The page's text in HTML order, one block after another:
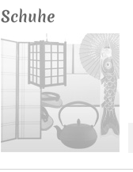
Schuhe